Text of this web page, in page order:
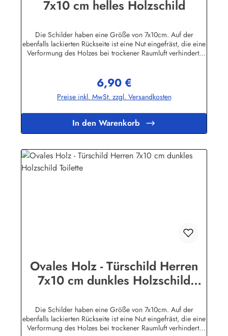
7x10 cm helles Holzschild
Die Schilder haben eine Größe von 7x10cm. Auf der
ebenfalls lackierten Rückseite ist eine Nut eingefräst, die eine
Verformung des Holzes bei trockener Raumluft verhindert.
Massivholz gefertigt, mehrfach lackiert und geschliffen, dann
ebenfalls in Handarbeit mit Siebdruck beschriftet und mit
einem Schutzlack versehen. Das Holz ist abgelagert, es
auf unserem Farmgrundstück entwurzelten Bäumen.
Geringfügige Abweichungen in der Maserung sind
fertigungsbedingt.Herstellerinformationen:Buddel-Bini Inh.
Hamburginfo@buddel.de
Regulärer Preis:
6,90 €
Preise inkl. MwSt. zzgl. Versandkosten
In den Warenkorb
Ovales Holz - Türschild Herren
7x10 cm dunkles Holzschild
Die Schilder haben eine Größe von 7x10cm. Auf der
ebenfalls lackierten Rückseite ist eine Nut eingefräst, die eine
Verformung des Holzes bei trockener Raumluft verhindert.